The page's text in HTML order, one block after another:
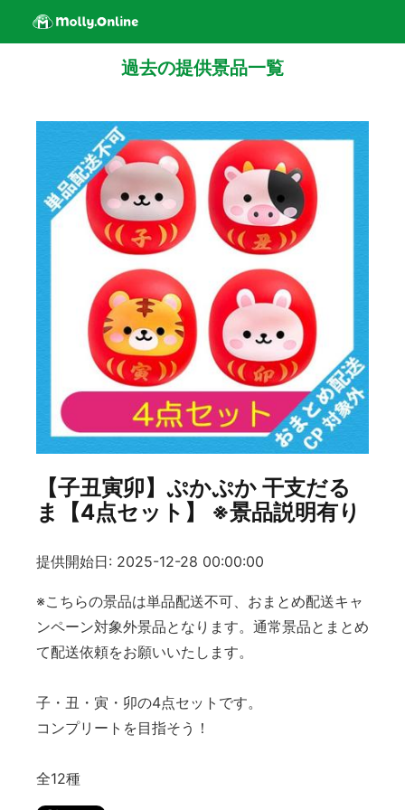
過去の提供景品一覧
【子丑寅卯】ぷかぷか 干支だる
ま【4点セット】 ※景品説明有り
提供開始日: 2025-12-28 00:00:00
※こちらの景品は単品配送不可、おまとめ配送キャ
ンペーン対象外景品となります。通常景品とまとめ
て配送依頼をお願いいたします。
子・丑・寅・卯の4点セットです。
コンプリートを目指そう！
全12種